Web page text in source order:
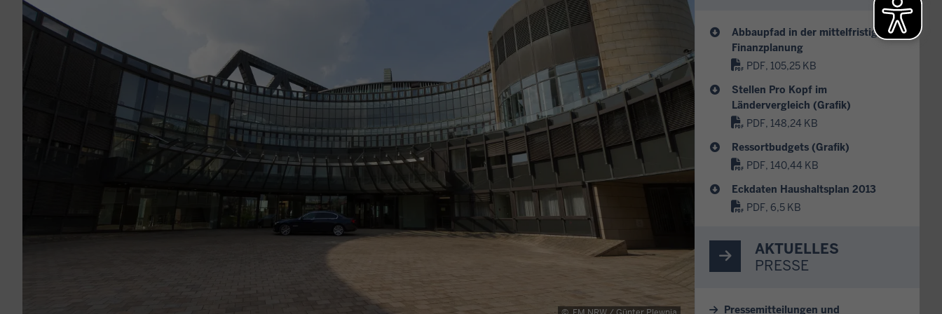
Abbaupfad in der mittelfristigen
Finanzplanung
PDF, 105,25 KB
Stellen Pro Kopf im
Ländervergleich (Grafik)
PDF, 148,24 KB
Ressortbudgets (Grafik)
PDF, 140,44 KB
Eckdaten Haushaltsplan 2013
PDF, 6,5 KB
AKTUELLES
PRESSE
Pressemitteilungen und